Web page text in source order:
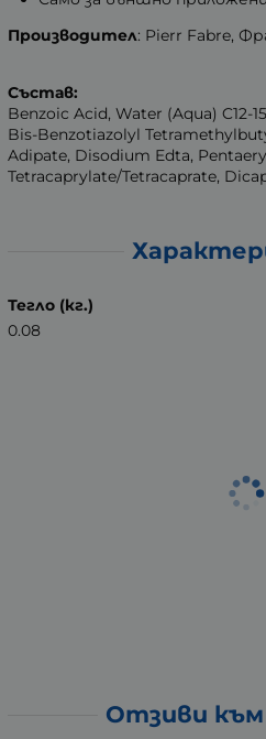
Производител: Pierr Fabre,
Състав:
Benzoic Acid, Water (Aqua) C12-
Bis-Benzotiazolyl
Adipate, Disodium Edta,
Tetracaprylate/Tetracaprate,
Тегло (кг.)
0.08
Отзиви